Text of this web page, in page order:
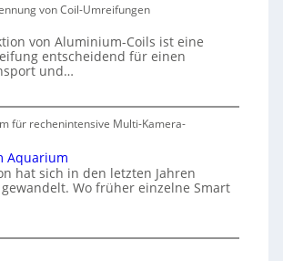
t
t
h
e
m
i
c
h
e
k
s
t
r
t
ü
r
m
t
von Coil-Umreifungen
von Aluminium-Coils ist eine
entscheidend für einen
und…
für rechenintensive Multi-Kamera-
Aquarium
hat sich in den letzten Jahren
Wo früher einzelne Smart